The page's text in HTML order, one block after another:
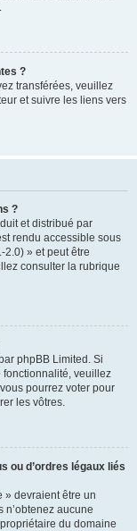
?
transférées, veuillez
et suivre les liens vers
?
et distribué par
rendu accessible sous
2.0) » et peut être
consulter la rubrique
phpBB Limited. Si
fonctionnalité, veuillez
pourrez voter pour
les vôtres.
ou d’ordres légaux liés
» devraient être un
n’obtenez aucune
du domaine